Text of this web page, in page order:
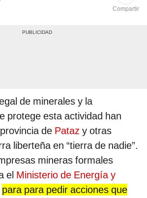
Compartir
de minerales y la
protege esta actividad han
de Pataz y otras
liberteña en “tierra de nadie”.
mineras formales
el Ministerio de Energía y
para para pedir acciones que